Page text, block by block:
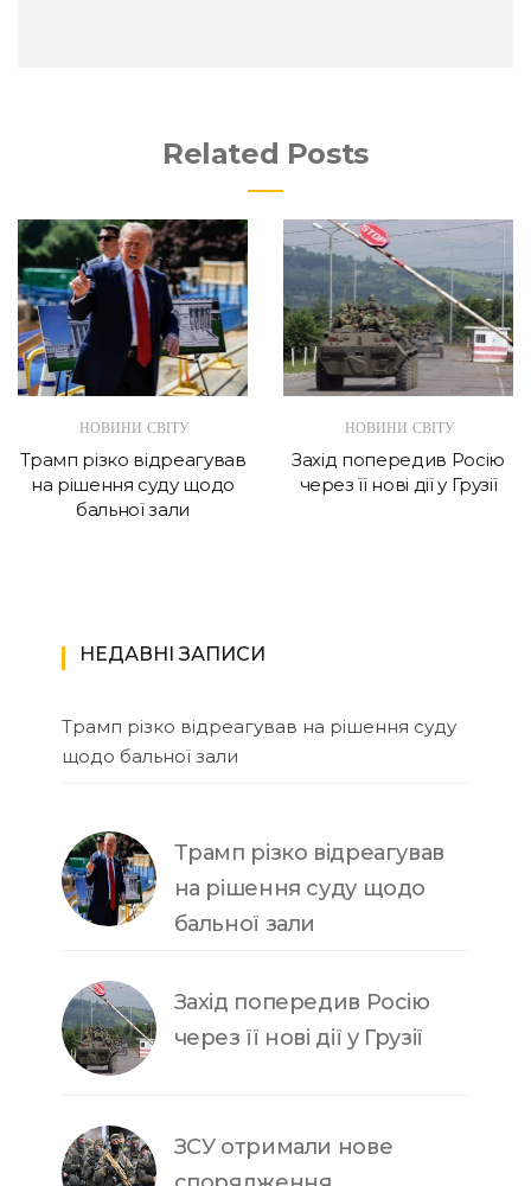
Related Posts
НОВИНИ СВІТУ
Трамп різко відреагував
на рішення суду щодо
бальної зали
НОВИНИ СВІТУ
Захід попередив Росію
через її нові дії у Грузії
НЕДАВНІ ЗАПИСИ
Трамп різко відреагував на рішення суду
щодо бальної зали
Трамп різко відреагував
на рішення суду щодо
бальної зали
Захід попередив Росію
через її нові дії у Грузії
ЗСУ отримали нове